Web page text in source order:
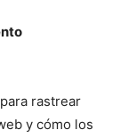
rastrear
y cómo los